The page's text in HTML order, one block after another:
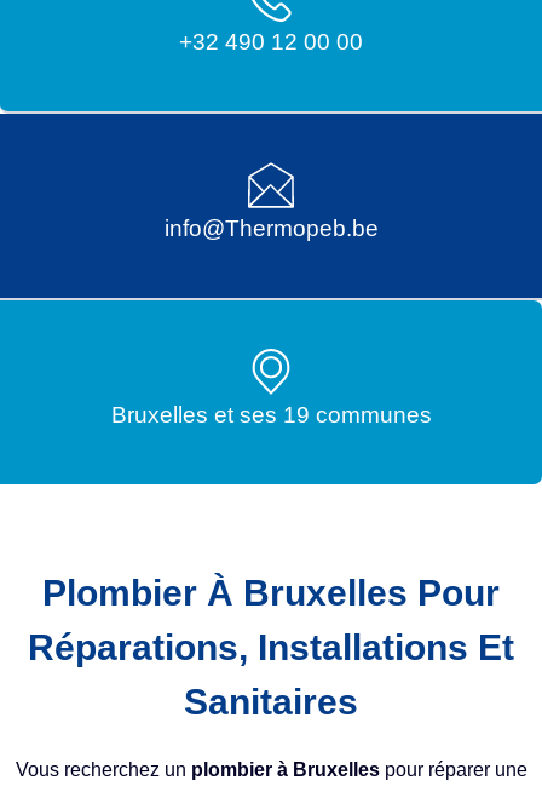
+32 490 12 00 00
info@Thermopeb.be
Bruxelles et ses 19 communes
Plombier À Bruxelles Pour
Réparations, Installations Et
Sanitaires
Vous recherchez un plombier à Bruxellespour réparer une